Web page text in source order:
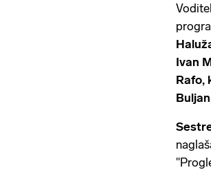
Ivan
Rafo,